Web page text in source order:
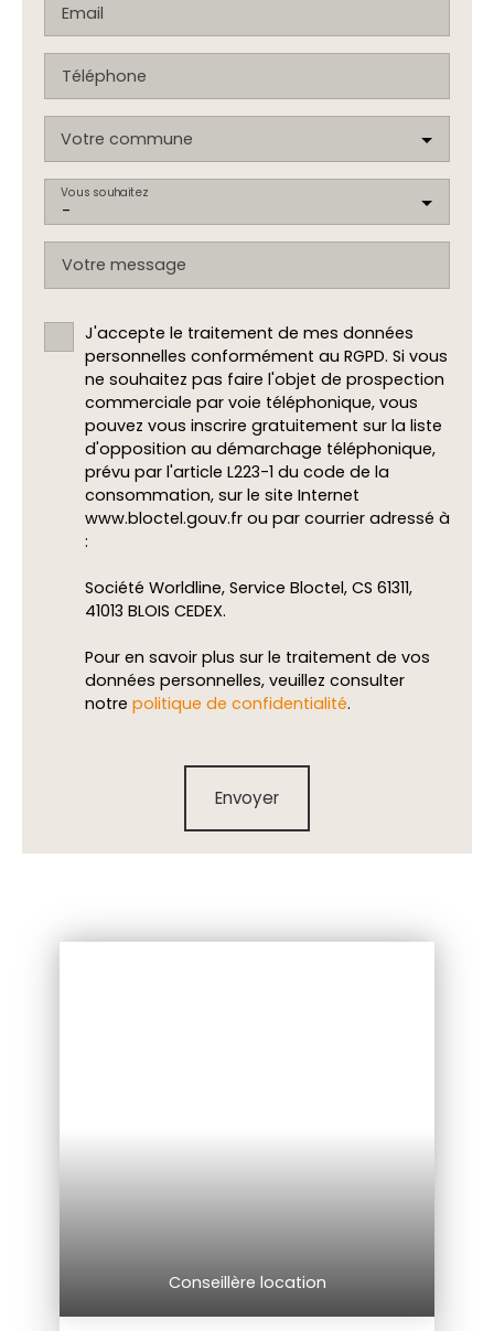
Email
Téléphone
Votre commune
-
Vous souhaitez
Votre message
J'accepte le traitement de mes données
personnelles conformément au RGPD. Si vous
ne souhaitez pas faire l'objet de prospection
commerciale par voie téléphonique, vous
pouvez vous inscrire gratuitement sur la liste
d'opposition au démarchage téléphonique,
prévu par l'article L223-1 du code de la
consommation, sur le site Internet
www.bloctel.gouv.fr ou par courrier adressé à
:
Société Worldline, Service Bloctel, CS 61311,
41013 BLOIS CEDEX.
Pour en savoir plus sur le traitement de vos
données personnelles, veuillez consulter
notre politique de confidentialité.
Envoyer
Conseillère location